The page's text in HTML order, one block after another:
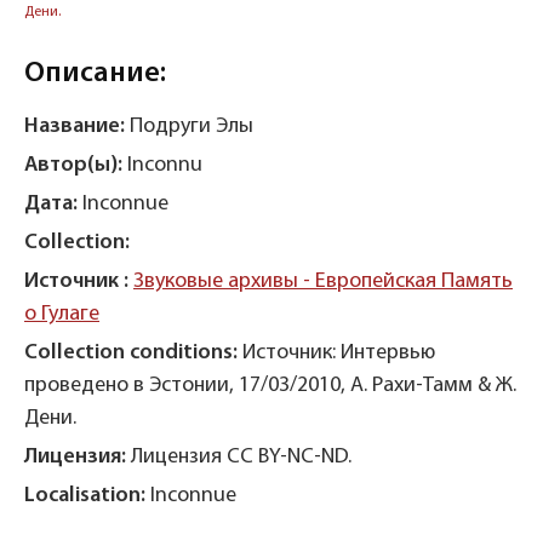
Дени.
Описание:
Название: Подруги Элы
Автор(ы): Inconnu
Дата: Inconnue
Collection:
Источник : Звуковые архивы - Европейская Память
о Гулаге
Collection conditions: Источник: Интервью
проведено в Эстонии, 17/03/2010, А. Рахи-Тамм & Ж.
Дени.
Лицензия: Лицензия CC BY-NC-ND.
Localisation: Inconnue